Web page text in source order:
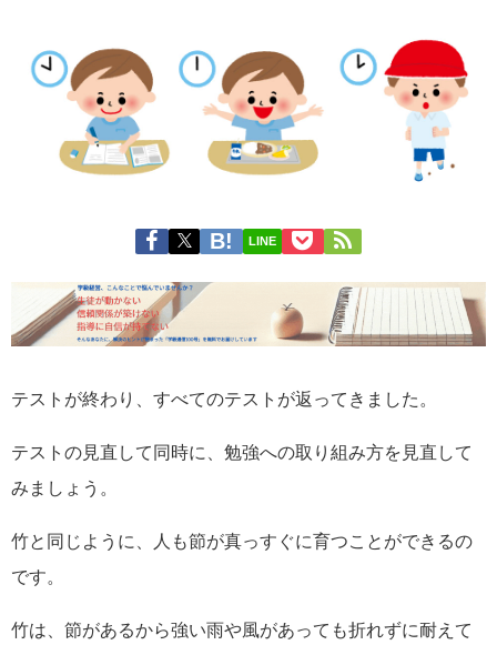
LINE
テストが終わり、すべてのテストが返ってきました。
テストの見直して同時に、勉強への取り組み方を見直して
みましょう。
竹と同じように、人も節が真っすぐに育つことができるの
です。
竹は、節があるから強い雨や風があっても折れずに耐えて